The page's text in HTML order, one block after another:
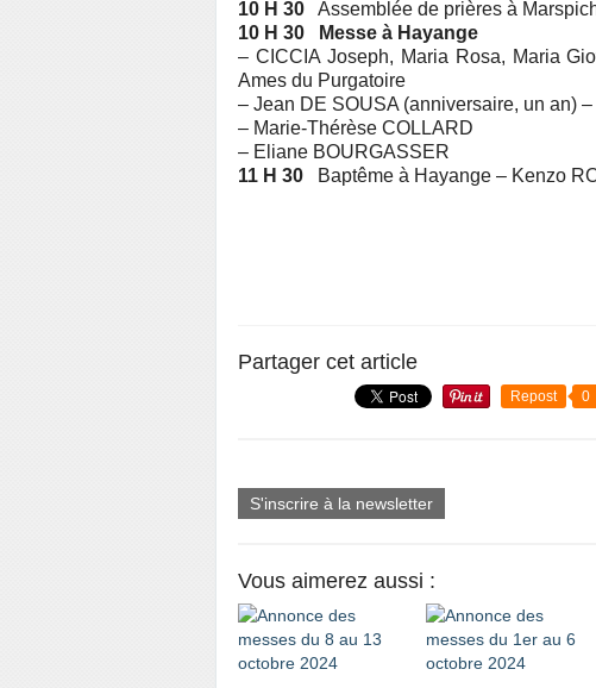
10 H 30 Assemblée de prières à
10 H 30 Messe à Hayange
– CICCIA Joseph, Maria Rosa, Maria
Ames du Purgatoire
– Jean DE SOUSA (anniversaire, un an)
– Marie-Thérèse COLLARD
– Eliane BOURGASSER
11 H 30
Baptême à Hayange – Kenzo
Partager cet article
Repost 0
S'inscrire à la newsletter
Vous aimerez aussi :